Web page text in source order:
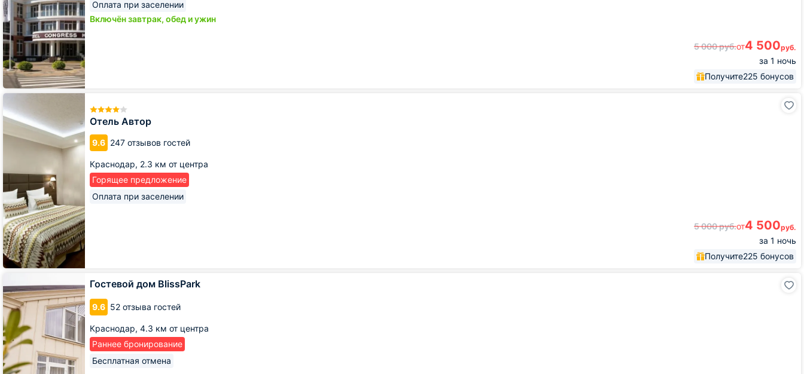
Оплата при заселении
Включён завтрак, обед и ужин
5 000руб.от4 500руб.
за 1 ночь
Получите225 бонусов
Отель Автор
9.6 247 отзывов гостей
Краснодар, 2.3 км от центра
Горящее предложение
Оплата при заселении
5 000руб.от4 500руб.
за 1 ночь
Получите225 бонусов
Отель
Автор
Гостевой дом BlissPark
9.6 52 отзыва гостей
Краснодар, 4.3 км от центра
Раннее бронирование
Бесплатная отмена
дом
BlissPark